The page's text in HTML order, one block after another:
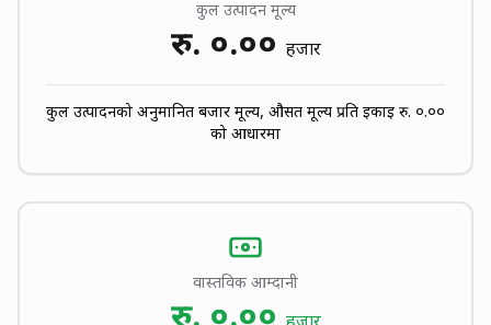
कुल उत्पादन मूल्य
रु. ०.०० हजार
कुल उत्पादनको अनुमानित बजार मूल्य, औसत मूल्य प्रति इकाई रु. ०.००
को आधारमा
वास्तविक आम्दानी